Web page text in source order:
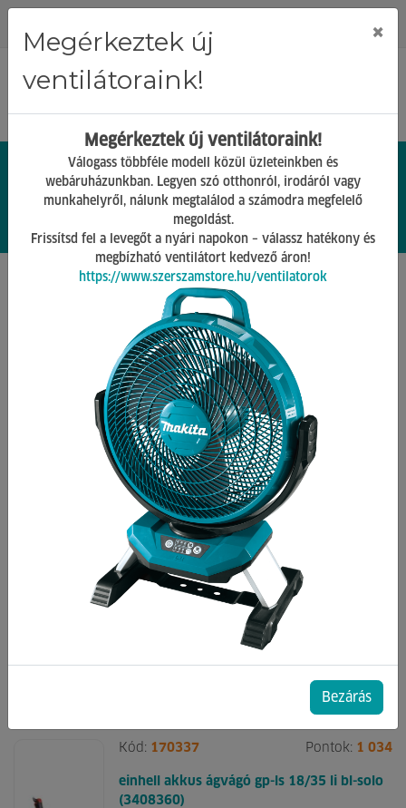
0 0.
Keresés az oldalon
Találatok a termékek között
(139 db)
Kód:142814
einhell akkus ablaklehúzó brillanto solo
(3437100)
Mosonmagyaróvár:
Kód: 170337 Pontok: 1 034
einhell akkus ágvágó gp-ls 18/35 li bl-solo
(3408360)
Megérkeztek új
ventilátoraink!
×
Megérkeztek új ventilátoraink!
Válogass többféle modell közül üzleteinkben és
webáruházunkban. Legyen szó otthonról, irodáról vagy
munkahelyről, nálunk megtalálod a számodra megfelelő
megoldást.
Frissítsd fel a levegőt a nyári napokon – válassz hatékony és
megbízható ventilátort kedvező áron!
https://www.szerszamstore.hu/ventilatorok
Bezárás